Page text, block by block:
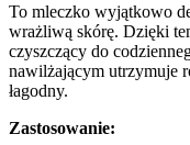
To mleczko wyjątkowo
wrażliwą skórę. Dzięki
czyszczący do
nawilżającym utrzymuje
łagodny.
Zastosowanie: